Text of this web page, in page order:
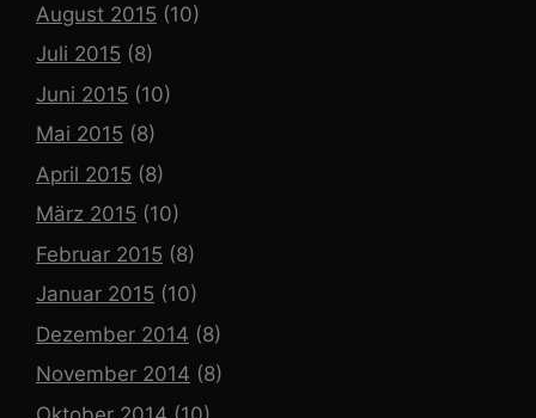
August 2015 (10)
Juli 2015 (8)
Juni 2015 (10)
Mai 2015 (8)
April 2015 (8)
März 2015 (10)
Februar 2015 (8)
Januar 2015 (10)
Dezember 2014 (8)
November 2014 (8)